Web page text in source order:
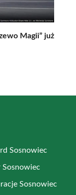
Magii” już
Sosnowiec
Sosnowiec
Sosnowiec